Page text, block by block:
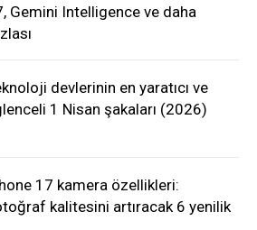
Gemini Intelligence ve daha
devlerinin en yaratıcı ve
1 Nisan şakaları (2026)
17 kamera özellikleri:
kalitesini artıracak 6 yenilik